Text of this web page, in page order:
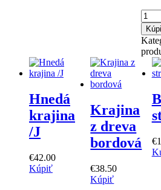
Hnedá
krajina
/J
€42.00
Kúpiť
Krajina
z dreva
bordová
€38.50
Kúpiť
€